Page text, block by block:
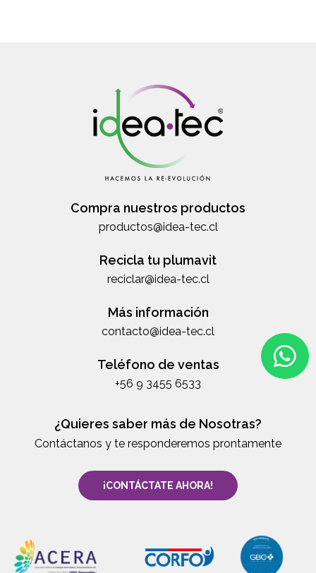
Compra nuestros productos
productos@idea-tec.cl
Recicla tu plumavit
reciclar@idea-tec.cl
Más información
contacto@idea-tec.cl
Teléfono de ventas
+56 9 3455 6533
¿Quieres saber más de Nosotras?
Contáctanos y te responderemos prontamente
¡CONTÁCTATE AHORA!